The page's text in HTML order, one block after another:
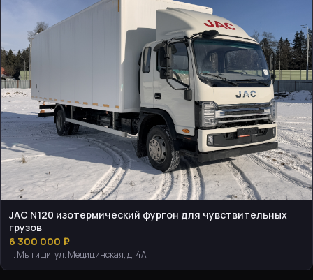
JAC N120 изотермический фургон для чувствительных
грузов
6 300 000 ₽
г. Мытищи, ул. Медицинская, д. 4А